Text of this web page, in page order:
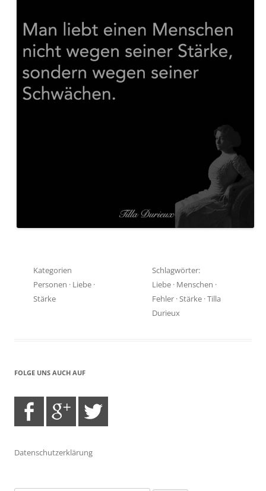
Kategorien
Personen · Liebe ·
Stärke
Schlagwörter:
Liebe · Menschen ·
Fehler ·Stärke ·Tilla
Durieux
FOLGE UNS AUCH AUF
Datenschutzerklärung